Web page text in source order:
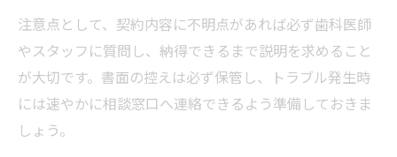
注意点として、契約内容に不明点があれば必ず歯科医師
やスタッフに質問し、納得できるまで説明を求めること
が大切です。書面の控えは必ず保管し、トラブル発生時
には速やかに相談窓口へ連絡できるよう準備しておきま
しょう。